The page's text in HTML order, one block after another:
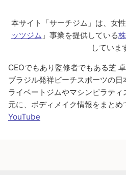
本サイト「サーチジム」は、女
ッツジム 」事業を提供している
していま
CEOでもあり監修者でもある芝
ブラジル発祥ビーチスポーツの
ライベートジムやマシンピラテ
元に、ボディメイク情報をまとめ
YouTube